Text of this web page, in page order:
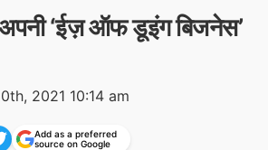
‘ईज़ ऑफ डूइंग बिजनेस’
2021 10:14 am
Add as a preferred
source on Google